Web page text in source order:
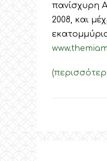
πανίσχυρη
2008, και